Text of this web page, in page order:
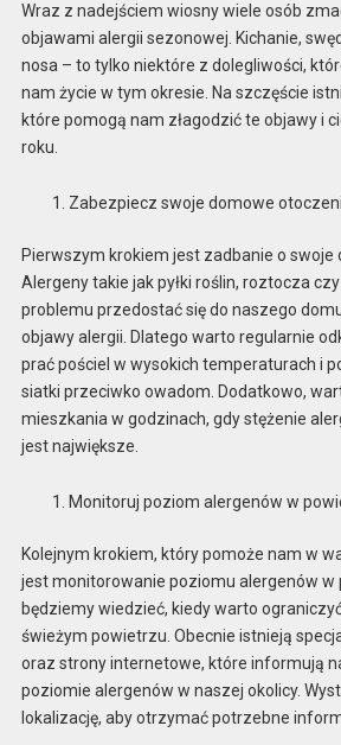
Wraz z nadejściem wiosny wiele osób
objawami alergii sezonowej. Kichanie,
nosa – to tylko niektóre z dolegliwości,
nam życie w tym okresie. Na szczęście
które pomogą nam złagodzić te objawy i
roku.
Zabezpiecz swoje domowe
Pierwszym krokiem jest zadbanie o swoje
Alergeny takie jak pyłki roślin, roztocza
problemu przedostać się do naszego
objawy alergii. Dlatego warto regularnie
prać pościel w wysokich temperaturach i
siatki przeciwko owadom. Dodatkowo,
mieszkania w godzinach, gdy stężenie
jest największe.
Monitoruj poziom alergenów w
Kolejnym krokiem, który pomoże nam w
jest monitorowanie poziomu alergenów w
będziemy wiedzieć, kiedy warto
świeżym powietrzu. Obecnie istnieją
oraz strony internetowe, które informują
poziomie alergenów w naszej okolicy.
lokalizację, aby otrzymać potrzebne